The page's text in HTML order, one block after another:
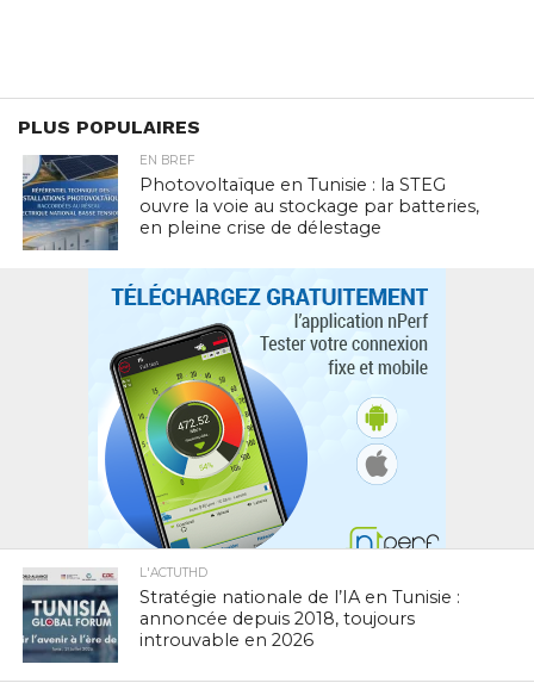
PLUS POPULAIRES
EN BREF
Photovoltaïque en Tunisie : la STEG
ouvre la voie au stockage par batteries,
en pleine crise de délestage
L'ACTUTHD
Stratégie nationale de l’IA en Tunisie :
annoncée depuis 2018, toujours
introuvable en 2026